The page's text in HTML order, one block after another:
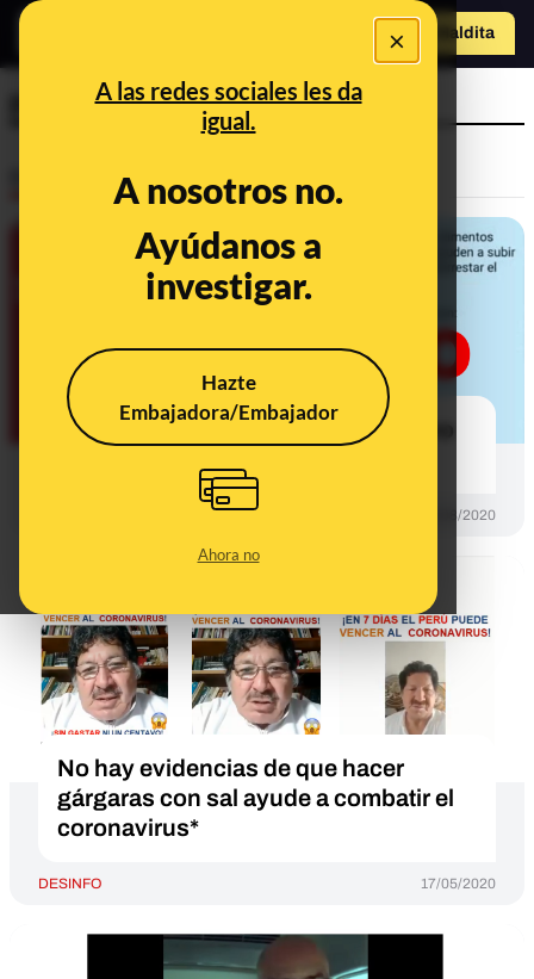
×
A las redes sociales les da
igual.
A nosotros no.
Ayúdanos a
investigar.
Hazte
Embajadora/Embajador
Ahora no
Hazte Maldito
a
No, consumir alimentos alcalinos no
03/08/2020
No hay evidencias de que hacer
gárgaras con sal ayude a combatir el
coronavirus*
DESINFO 17/05/2020